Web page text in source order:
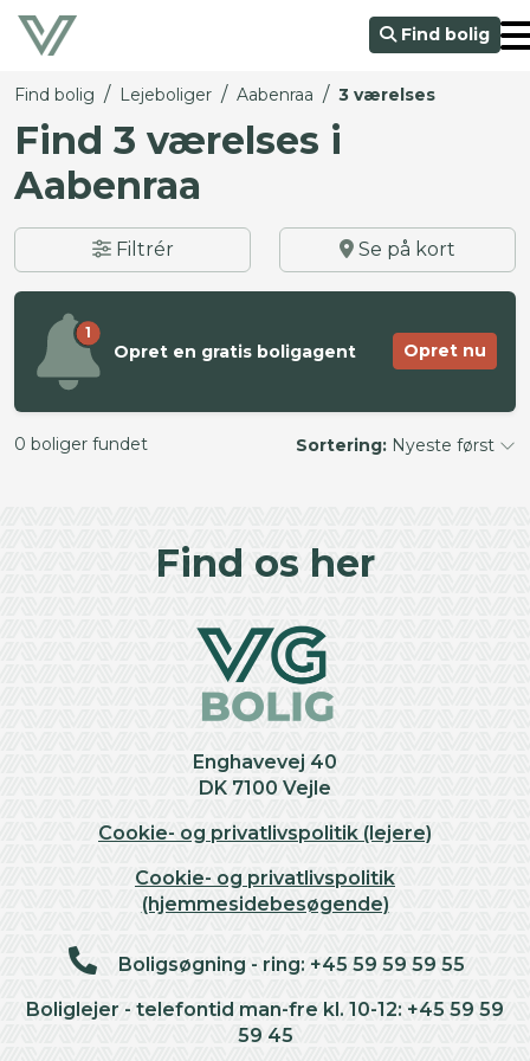
Find bolig
Find bolig / Lejeboliger / Aabenraa / 3 værelses
Find 3 værelses i
Aabenraa
Filtrér Se på kort
1
Opret en gratis boligagent Opret nu
0 boliger fundet Sortering: Nyeste først
Find os her
Enghavevej 40
DK 7100 Vejle
Cookie- og privatlivspolitik (lejere)
Cookie- og privatlivspolitik
(hjemmesidebesøgende)
Boligsøgning - ring: +45 59 59 59 55
Boliglejer - telefontid man-fre kl. 10-12: +45 59 59
59 45